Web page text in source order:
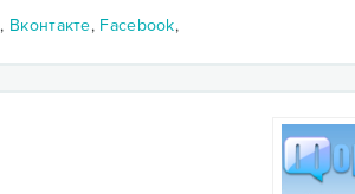
, Вконтакте, Facebook,